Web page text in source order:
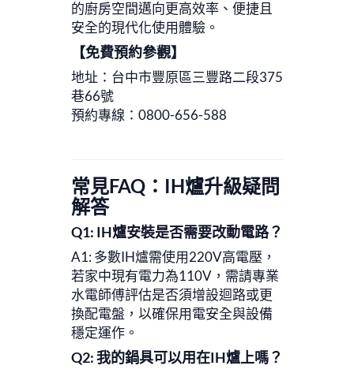
的廚房空間邁向更高效率、便捷且
安全的現代化使用體驗。
【免費預約參觀】
地址：台中市豐原區三豐路二段375
巷66號
預約專線：0800-656-588
常見FAQ：IH爐升級疑問
解答
Q1: IH爐安裝是否需要改動電路？
A1: 多數IH爐需使用220V高電壓，
若家中現有電力為110V，需請專業
水電師傅評估是否須增設迴路或更
換配電盤，以確保用電安全與設備
穩定運作。
Q2: 我的鍋具可以用在IH爐上嗎？